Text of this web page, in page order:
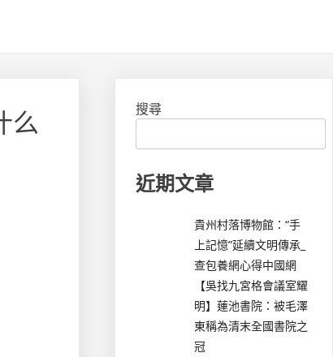
么
搜尋
近期文章
貴州村落博物館：“手
上記憶”延續文明傳承_
查包養網心得中國網
【吳找九宮格會議室耀
明】蓮池書院：被毛澤
東稱為清末全國書院之
冠